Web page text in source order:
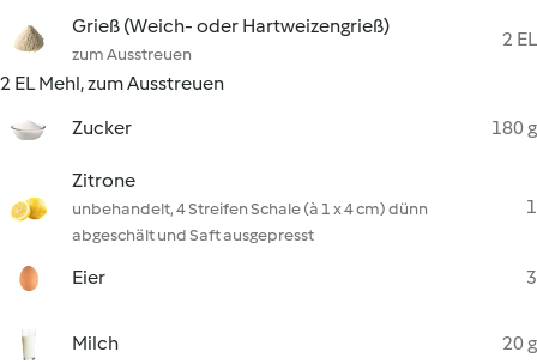
Grieß (Weich- oder Hartweizengrieß)
zum Ausstreuen
2 EL
2 EL Mehl, zum Ausstreuen
Zucker
180 g
Zitrone
unbehandelt, 4 Streifen Schale (à 1 x 4 cm) dünn
abgeschält und Saft ausgepresst
1
Eier 3
Milch 20 g